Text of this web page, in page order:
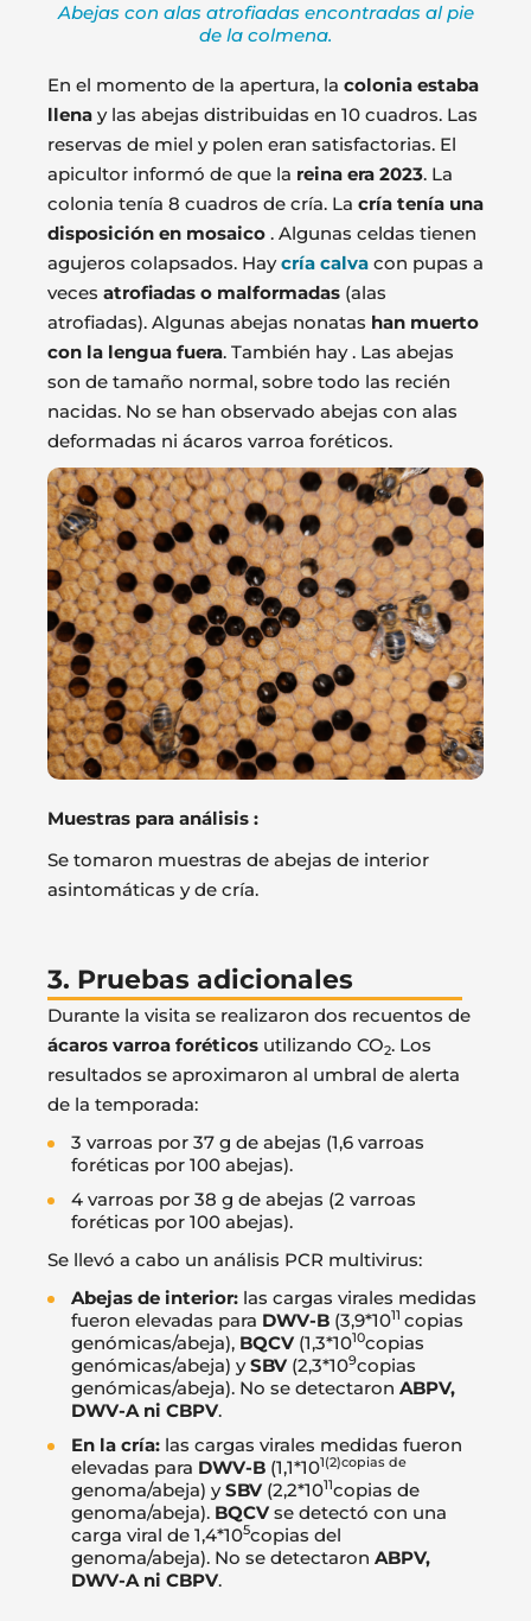
Abejas con alas atrofiadas encontradas al pie
de la colmena.
En el momento de la apertura, la colonia estaba
llena y las abejas distribuidas en 10 cuadros. Las
reservas de miel y polen eran satisfactorias. El
apicultor informó de que la reina era 2023. La
colonia tenía 8 cuadros de cría. La cría tenía una
disposición en mosaico . Algunas celdas tienen
agujeros colapsados. Haycría calva con pupas a
veces atrofiadas o malformadas (alas
atrofiadas). Algunas abejas nonatas han muerto
con la lengua fuera. También hay . Las abejas
son de tamaño normal, sobre todo las recién
nacidas. No se han observado abejas con alas
deformadas ni ácaros varroa foréticos.
Muestras para análisis :
Se tomaron muestras de abejas de interior
asintomáticas y de cría.
3. Pruebas adicionales
Durante la visita se realizaron dos recuentos de
ácaros varroa foréticos utilizando CO2. Los
resultados se aproximaron al umbral de alerta
de la temporada:
3 varroas por 37 g de abejas (1,6 varroas
foréticas por 100 abejas).
4 varroas por 38 g de abejas (2 varroas
foréticas por 100 abejas).
Se llevó a cabo un análisis PCR multivirus:
Abejas de interior: las cargas virales medidas
fueron elevadas para DWV-B (3,9*1011 copias
genómicas/abeja), BQCV (1,3*1010copias
genómicas/abeja) ySBV (2,3*109copias
genómicas/abeja). No se detectaron ABPV,
DWV-A ni CBPV.
En la cría: las cargas virales medidas fueron
elevadas para DWV-B (1,1*101(2)copias de
genoma/abeja) ySBV (2,2*1011copias de
genoma/abeja). BQCVse detectó con una
carga viral de 1,4*105copias del
genoma/abeja). No se detectaron ABPV,
DWV-A ni CBPV.